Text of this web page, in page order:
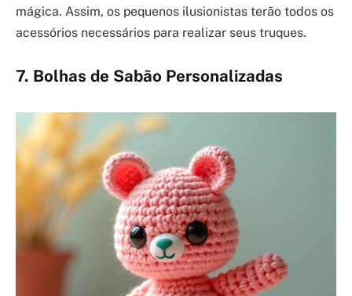
mágica. Assim, os pequenos ilusionistas terão todos os
acessórios necessários para realizar seus truques.
7. Bolhas de Sabão Personalizadas